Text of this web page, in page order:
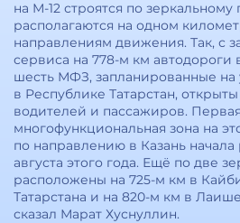
на М-12 строятся по
располагаются на одном
направлениям движения. Так, с
сервиса на 778-м км автодороги
шесть МФЗ, запланированные на
в Республике Татарстан,
водителей и пассажиров. Первая
многофункциональная зона на
по направлению в Казань начала
августа этого года. Ещё по две
расположены на 725-м км в
Татарстана и на 820-м км в
сказал Марат Хуснуллин.